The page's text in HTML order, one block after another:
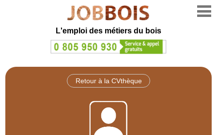
L'emploi des métiers du bois
Retour à la CVthèque